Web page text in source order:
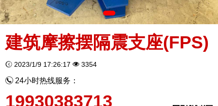
建筑摩擦摆隔震支座(FPS)
2023/1/9 17:26:17 3354
24小时热线服务：
19930383713